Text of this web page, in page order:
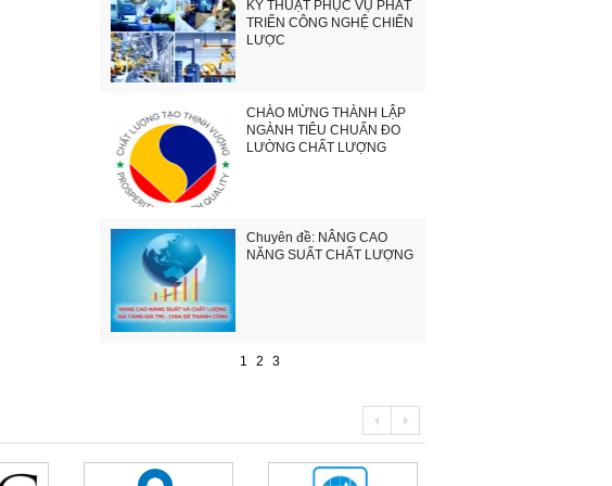
KỸ THUẬT PHỤC VỤ PHÁT
TRIỂN CÔNG NGHỆ CHIẾN
LƯỢC
CHÀO MỪNG THÀNH LẬP
NGÀNH TIÊU CHUẨN ĐO
LƯỜNG CHẤT LƯỢNG
Chuyên đề: NÂNG CAO
NĂNG SUẤT CHẤT LƯỢNG
1 2 3